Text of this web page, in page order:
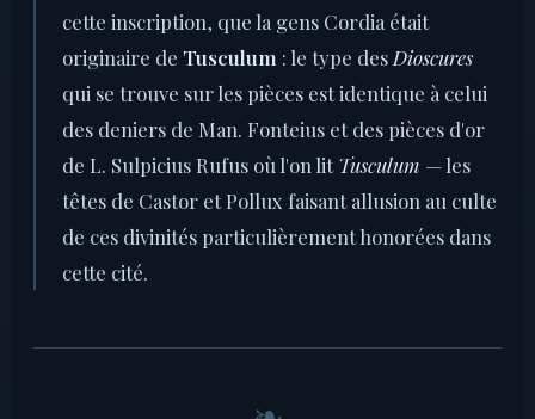
cette inscription, que la gens Cordia était
originaire de Tusculum : le type des Dioscures
qui se trouve sur les pièces est identique à celui
des deniers de Man. Fonteius et des pièces d'or
de L. Sulpicius Rufus où l'on litTusculum — les
têtes de Castor et Pollux faisant allusion au culte
de ces divinités particulièrement honorées dans
cette cité.